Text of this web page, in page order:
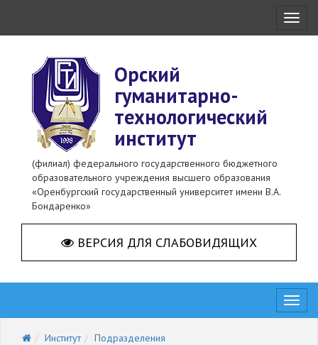
Орский
гуманитарно-
технологический
институт
(филиал) федерального государственного бюджетного
образовательного учреждения высшего образования
«Оренбургский государственный университет имени В.А.
Бондаренко»
ВЕРСИЯ ДЛЯ СЛАБОВИДЯЩИХ
Институт
Подразделения